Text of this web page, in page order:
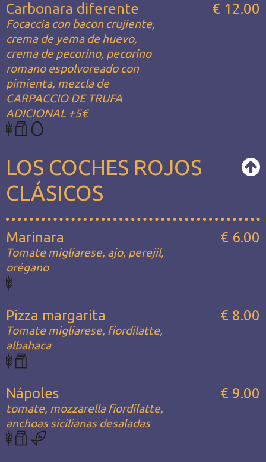
Carbonara diferente
Focaccia con bacon crujiente,
crema de yema de huevo,
crema de pecorino, pecorino
romano espolvoreado con
pimienta, mezcla de
CARPACCIO DE TRUFA
ADICIONAL +5€
€ 12.00
LOS COCHES ROJOS
CLÁSICOS
Marinara
Tomate migliarese, ajo, perejil,
orégano
€ 6.00
Pizza margarita
Tomate migliarese, fiordilatte,
albahaca
€ 8.00
Nápoles
tomate, mozzarella fiordilatte,
anchoas sicilianas desaladas
€ 9.00